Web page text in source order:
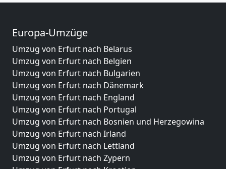
Europa-Umzüge
Umzug von Erfurt nach Belarus
Umzug von Erfurt nach Belgien
Umzug von Erfurt nach Bulgarien
Umzug von Erfurt nach Dänemark
Umzug von Erfurt nach England
Umzug von Erfurt nach Portugal
Umzug von Erfurt nach Bosnien und Herzegowina
Umzug von Erfurt nach Irland
Umzug von Erfurt nach Lettland
Umzug von Erfurt nach Zypern